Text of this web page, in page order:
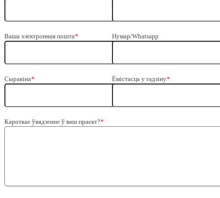
Ваша электронная пошта* Нумар/Whatsapp
Сыравіна* Ёмістасць у гадзіну*
Кароткае ўвядзенне ў ваш праект?*